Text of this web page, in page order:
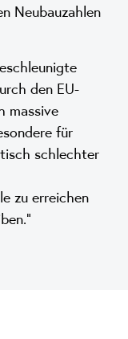
Neubauzahlen
den EU-
massive
für
schlechter
zu erreichen